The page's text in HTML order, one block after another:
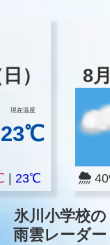
）
現在温度
23℃
23℃
8月
氷川小学校の
雨雲レーダー